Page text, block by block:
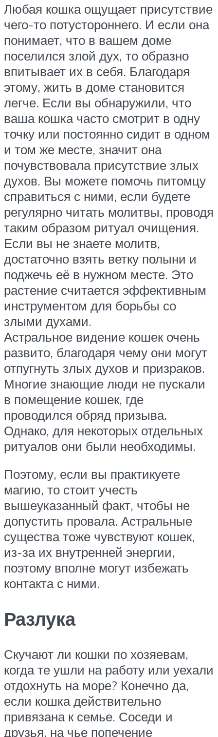
Любая кошка ощущает присутствие
чего-то потустороннего. И если она
понимает, что в вашем доме
поселился злой дух, то образно
впитывает их в себя. Благодаря
этому, жить в доме становится
легче. Если вы обнаружили, что
ваша кошка часто смотрит в одну
точку или постоянно сидит в одном
и том же месте, значит она
почувствовала присутствие злых
духов. Вы можете помочь питомцу
справиться с ними, если будете
регулярно читать молитвы, проводя
таким образом ритуал очищения.
Если вы не знаете молитв,
достаточно взять ветку полыни и
поджечь её в нужном месте. Это
растение считается эффективным
инструментом для борьбы со
злыми духами.
Астральное видение кошек очень
развито, благодаря чему они могут
отпугнуть злых духов и призраков.
Многие знающие люди не пускали
в помещение кошек, где
проводился обряд призыва.
Однако, для некоторых отдельных
ритуалов они были необходимы.
Поэтому, если вы практикуете
магию, то стоит учесть
вышеуказанный факт, чтобы не
допустить провала. Астральные
существа тоже чувствуют кошек,
из-за их внутренней энергии,
поэтому вполне могут избежать
контакта с ними.
Разлука
Скучают ли кошки по хозяевам,
когда те ушли на работу или уехали
отдохнуть на море? Конечно да,
если кошка действительно
привязана к семье. Соседи и
друзья, на чье попечение